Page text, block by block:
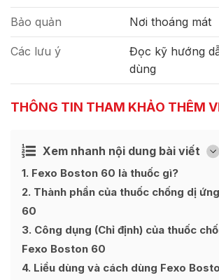
Bảo quản Nơi thoáng mát
Các lưu ý
Đọc kỹ hướng
dùng
THÔNG TIN THAM KHẢO THÊM
Xem nhanh nội dung bài viết [
Ẩn
1 Fexo Boston 60 là thuốc gì?
2 Thành phần của thuốc chống dị
60
3 Công dụng (Chỉ định) của thuốc
Fexo Boston 60
4 Liều dùng và cách dùng Fexo